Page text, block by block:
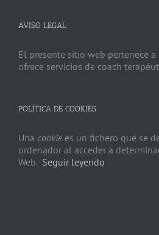
AVISO LEGAL
El presente sitio web pertenece
ofrece servicios de coach
POLÍTICA DE COOKIES
Una cookie es un fichero que se
ordenador al acceder a
Web. Seguir leyendo